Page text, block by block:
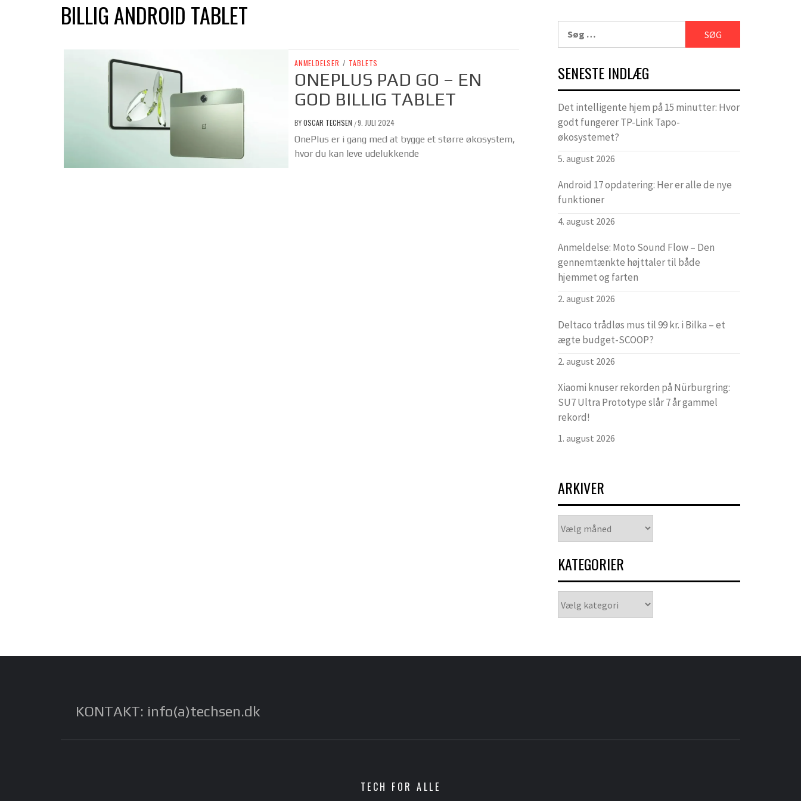
BILLIG ANDROID TABLET
ANMELDELSER / TABLETS
ONEPLUS PAD GO – EN
GOD BILLIG TABLET
BYOSCAR TECHSEN /9. JULI 2024
OnePlus er i gang med at bygge et større økosystem,
hvor du kan leve udelukkende
efter:
SENESTE INDLÆG
Det intelligente hjem på 15 minutter: Hvor
godt fungerer TP-Link Tapo-
økosystemet?
5. august 2026
Android 17 opdatering: Her er alle de nye
funktioner
4. august 2026
Anmeldelse: Moto Sound Flow – Den
gennemtænkte højttaler til både
hjemmet og farten
2. august 2026
Deltaco trådløs mus til 99 kr. i Bilka – et
ægte budget-SCOOP?
2. august 2026
Xiaomi knuser rekorden på Nürburgring:
SU7 Ultra Prototype slår 7 år gammel
rekord!
1. august 2026
ARKIVER
KATEGORIER
KONTAKT: info(a)techsen.dk
TECH FOR ALLE